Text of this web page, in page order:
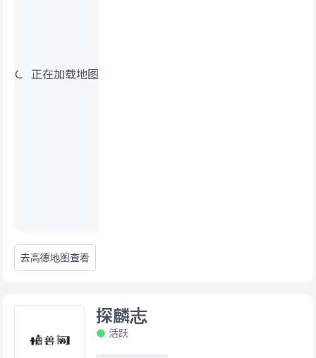
正在加载地图
去高德地图查看
探麟志
活跃